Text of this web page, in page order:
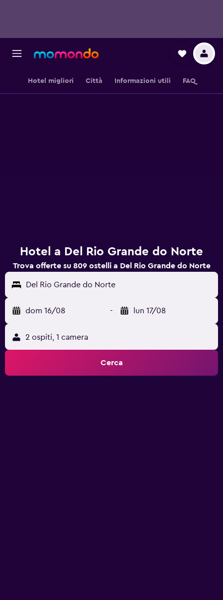
Hotel migliori Città Informazioni utili FAQ
Hotel a Del Rio Grande do Norte
Trova offerte su 809 ostelli a Del Rio Grande do Norte
Del Rio Grande do Norte
dom 16/08 - lun 17/08
2 ospiti, 1 camera
Cerca